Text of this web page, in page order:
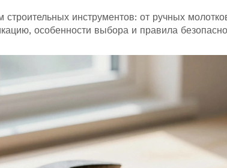
инструментов: от ручных
особенности выбора и правила